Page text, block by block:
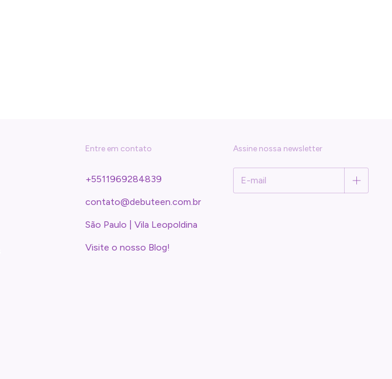
Entre em contato
+5511969284839
contato@debuteen.com.br
São Paulo | Vila Leopoldina
Visite o nosso Blog!
Assine nossa newsletter